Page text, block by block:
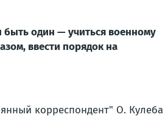
один — учиться военному
ввести порядок на
корреспондент" О. Кулеба